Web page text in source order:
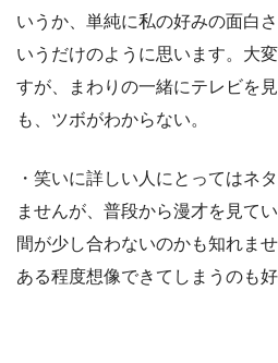
いうか、単純に私の好みの面白
いうだけのように思います。大
すが、まわりの一緒にテレビを
も、ツボがわからない。
・笑いに詳しい人にとってはネ
ませんが、普段から漫才を見て
間が少し合わないのかも知れま
ある程度想像できてしまうのも